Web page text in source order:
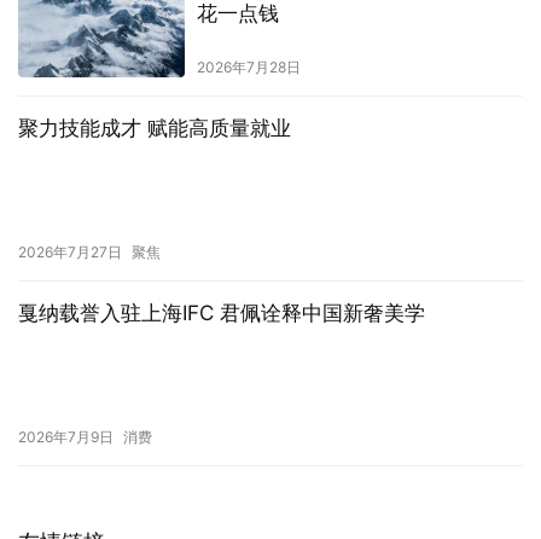
花一点钱
2026年7月28日
聚力技能成才 赋能高质量就业
2026年7月27日 聚焦
戛纳载誉入驻上海IFC 君佩诠释中国新奢美学
2026年7月9日 消费